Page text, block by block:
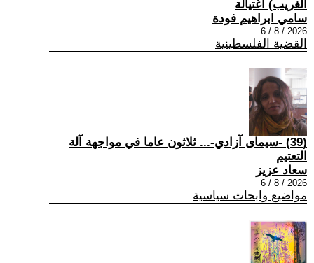
الغريب) اغتيالة
سامي ابراهيم فودة
2026 / 8 / 6
القضية الفلسطينية
(39) -سيمای آزادي-... ثلاثون عاما في مواجهة آلة
التعتيم
سعاد عزيز
2026 / 8 / 6
مواضيع وابحاث سياسية